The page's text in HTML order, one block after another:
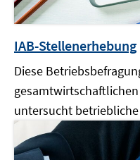
IAB-Stellenerhebung
Diese
untersucht